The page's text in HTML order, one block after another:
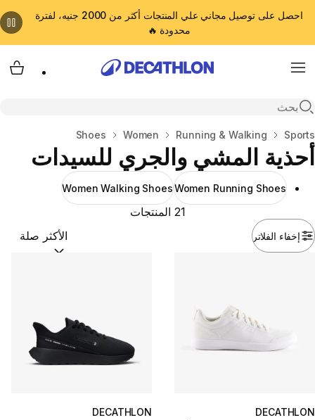
احصل على توصيل مجاني علي المنتجات أكثر من 2000 جنيه، لفترة
محدودة 🔥
Menu
Open search
المنزل
Sports
Running & Walking
Women
Shoes
أحذية المشي والجري للسيدات
Women Running Shoes
Women Walking Shoes
إخفاء الفلاتر
21 المنتجات
ترتيب حسب:
DECATHLON
DECATHLON